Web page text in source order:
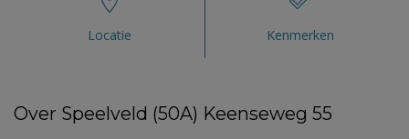
Locatie Kenmerken
Over Speelveld (50A) Keenseweg 55